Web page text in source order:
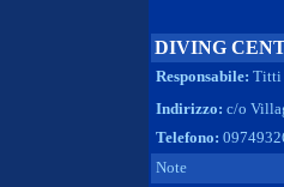
DIVING
Responsabile: Titti
Indirizzo: c/o
Telefono:
Note